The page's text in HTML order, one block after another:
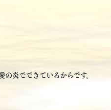
炎でできているからです。